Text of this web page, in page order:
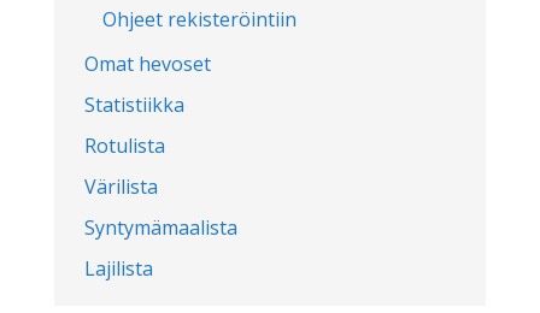
Ohjeet rekisteröintiin
Omat hevoset
Statistiikka
Rotulista
Värilista
Syntymämaalista
Lajilista